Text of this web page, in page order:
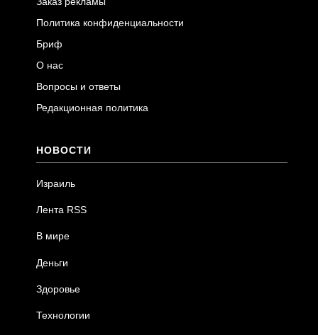
Политика конфиденциальности
Бриф
О нас
Вопросы и ответы
Редакционная политика
НОВОСТИ
Израиль
Лента RSS
В мире
Деньги
Здоровье
Технологии